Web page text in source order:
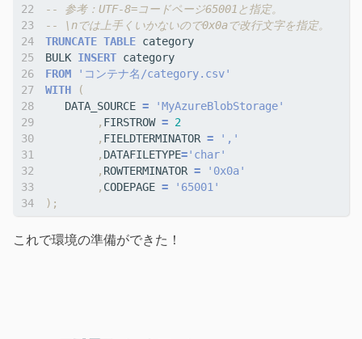
24
26
27
28
29
30
34
TRUNCATE TABLE category
BULK INSERT category
FROM
'コンテナ名/category.csv'
WITH
(
DATA_SOURCE =
'MyAzureBlobStorage'
, FIRSTROW = 2
, FIELDTERMINATOR =
','
, DATAFILETYPE='char'
, ROWTERMINATOR =
'0x0a'
, CODEPAGE =
'65001'
);
これで環境の準備ができた！